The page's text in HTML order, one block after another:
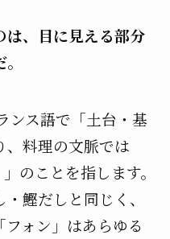
は、目に見える部分
ンス語で「土台・基
、料理の文脈では
のことを指します。
鰹だしと同じく、
ォン」はあらゆる